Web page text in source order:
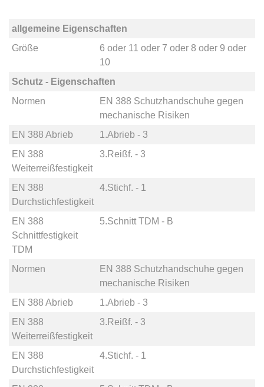
allgemeine Eigenschaften
Größe
6 oder 11 oder 7 oder 8 oder 9 oder
10
Schutz - Eigenschaften
Normen
EN 388 Schutzhandschuhe gegen
mechanische Risiken
EN 388 Abrieb
1.Abrieb - 3
EN 388
Weiterreißfestigkeit
3.Reißf. - 3
EN 388
Durchstichfestigkeit
4.Stichf. - 1
EN 388
Schnittfestigkeit
TDM
5.Schnitt TDM - B
Normen
EN 388 Schutzhandschuhe gegen
mechanische Risiken
EN 388 Abrieb
1.Abrieb - 3
EN 388
Weiterreißfestigkeit
3.Reißf. - 3
EN 388
Durchstichfestigkeit
4.Stichf. - 1